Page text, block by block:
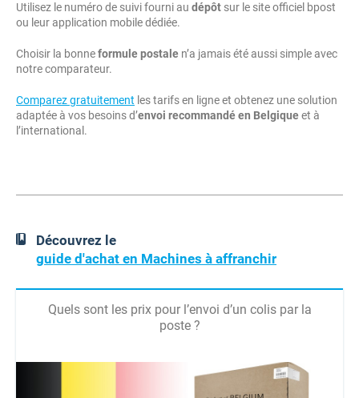
Utilisez le numéro de suivi fourni au dépôt sur le site officiel bpost
ou leur application mobile dédiée.
Choisir la bonneformule postale n’a jamais été aussi simple avec
notre comparateur.
Comparez gratuitement les tarifs en ligne et obtenez une solution
adaptée à vos besoins d’envoi recommandé en Belgiqueet à
l’international.
Découvrez le
guide d'achat en Machines à affranchir
Quels sont les prix pour l’envoi d’un colis par la
poste ?